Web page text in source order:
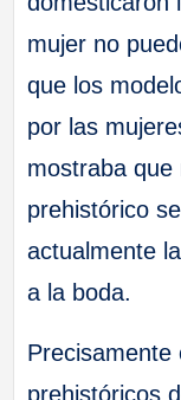
mujer no
que los
por las
mostraba
prehistórico
actualmente
a la boda.
Precisamente
prehistóricos